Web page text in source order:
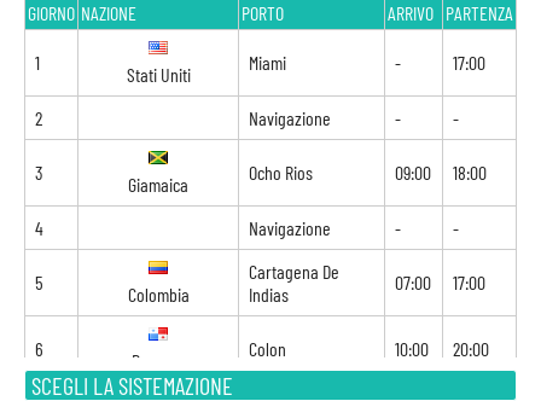
SCEGLI LA SISTEMAZIONE
GIORNO NAZIONE PORTO ARRIVO PARTENZA
1
Stati Uniti
Miami - 17:00
2 Navigazione - -
3
Giamaica
Ocho Rios 09:00 18:00
4 Navigazione - -
5
Colombia
Cartagena De
Indias
07:00 17:00
6
Panama
Colon 10:00 20:00